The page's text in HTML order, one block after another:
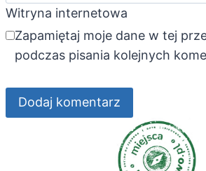
Witryna internetowa
Zapamiętaj moje dane w tej
podczas pisania kolejnych